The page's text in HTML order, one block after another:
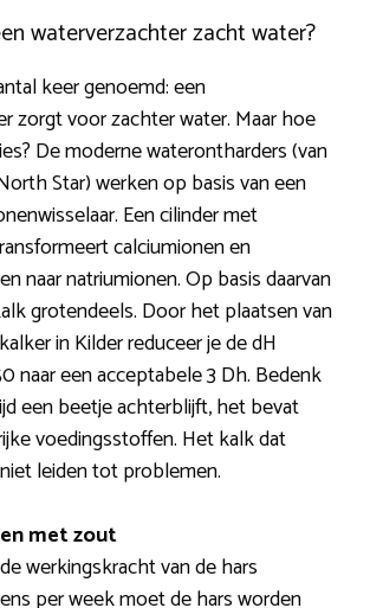
waterverzachter zacht water?
keer genoemd: een
zorgt voor zachter water. Maar hoe
De moderne waterontharders (van
Star) werken op basis van een
Een cilinder met
calciumionen en
naar natriumionen. Op basis daarvan
grotendeels. Door het plaatsen van
in Kilder reduceer je de dH
naar een acceptabele 3 Dh. Bedenk
een beetje achterblijft, het bevat
voedingsstoffen. Het kalk dat
leiden tot problemen.
met zout
werkingskracht van de hars
per week moet de hars worden